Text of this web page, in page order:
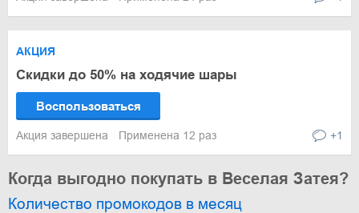
АКЦИЯ
Скидки до 50% на ходячие шары
Воспользоваться
Акция завершена Применена 12 раз +1
Когда выгодно покупать в Веселая Затея?
Количество промокодов в месяц